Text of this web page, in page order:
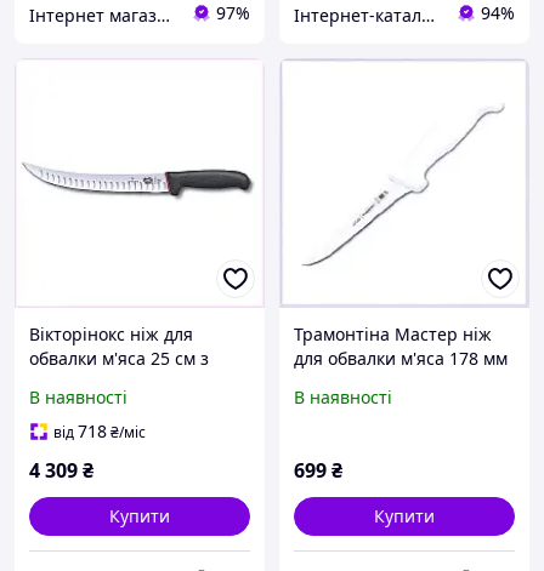
Інтернет магазин товарів для риболовлі Fishermen 97% Інтернет-каталог знижок "MODNO" 94%
Вікторінокс ніж для
обвалки м'яса 25 см з
170C91T52H
В наявності
від718₴/міс
4 309₴
Купити
Трамонтіна Мастер ніж
для обвалки м'яса 178 мм
В наявності
699₴
Купити